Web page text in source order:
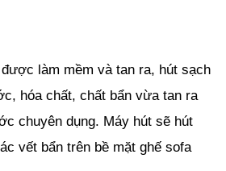
làm mềm và tan ra, hút sạch
hóa chất, chất bẩn vừa tan ra
chuyên dụng. Máy hút sẽ hút
vết bẩn trên bề mặt ghế sofa